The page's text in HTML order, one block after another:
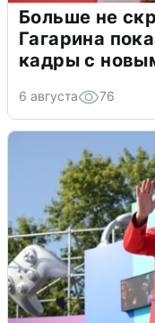
Больше не
Гагарина
кадры с
6 августа 76